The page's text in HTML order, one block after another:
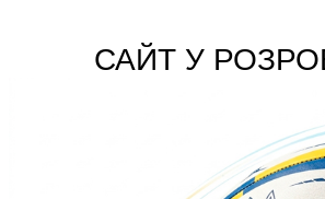
САЙТ У